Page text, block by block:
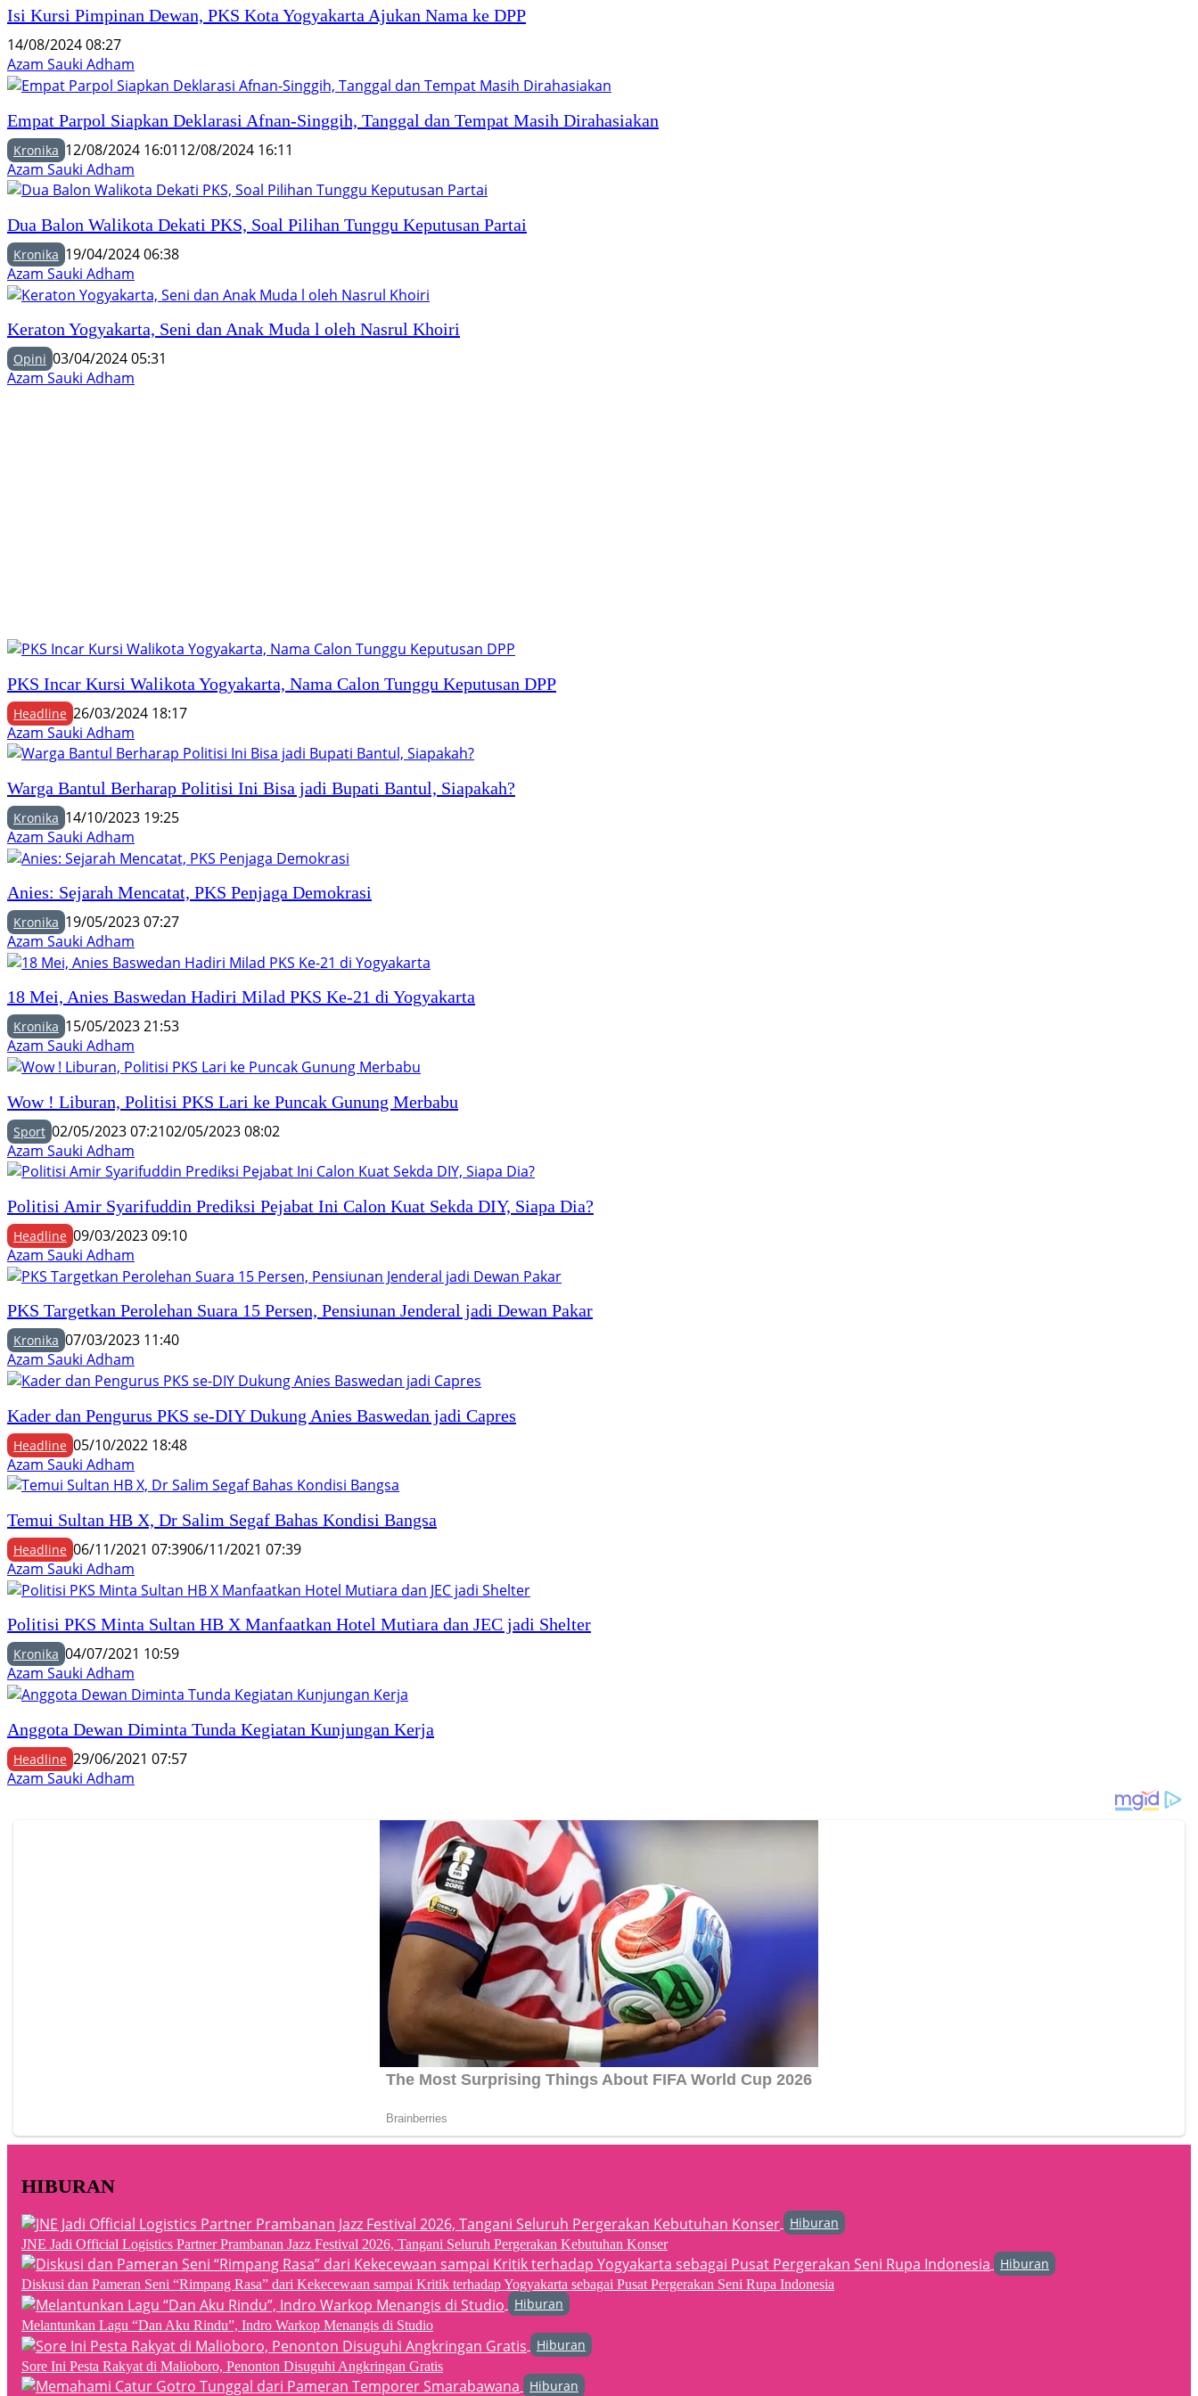
Isi Kursi Pimpinan Dewan, PKS Kota Yogyakarta Ajukan Nama ke DPP
14/08/2024 08:27
Azam Sauki Adham
Empat Parpol Siapkan Deklarasi Afnan-Singgih, Tanggal dan Tempat Masih Dirahasiakan
Kronika 12/08/2024 16:0112/08/2024 16:11
Azam Sauki Adham
Dua Balon Walikota Dekati PKS, Soal Pilihan Tunggu Keputusan Partai
Kronika 19/04/2024 06:38
Azam Sauki Adham
Keraton Yogyakarta, Seni dan Anak Muda l oleh Nasrul Khoiri
Opini 03/04/2024 05:31
Azam Sauki Adham
PKS Incar Kursi Walikota Yogyakarta, Nama Calon Tunggu Keputusan DPP
Headline 26/03/2024 18:17
Azam Sauki Adham
Warga Bantul Berharap Politisi Ini Bisa jadi Bupati Bantul, Siapakah?
Kronika 14/10/2023 19:25
Azam Sauki Adham
Anies: Sejarah Mencatat, PKS Penjaga Demokrasi
Kronika 19/05/2023 07:27
Azam Sauki Adham
18 Mei, Anies Baswedan Hadiri Milad PKS Ke-21 di Yogyakarta
Kronika 15/05/2023 21:53
Azam Sauki Adham
Wow ! Liburan, Politisi PKS Lari ke Puncak Gunung Merbabu
Sport 02/05/2023 07:2102/05/2023 08:02
Azam Sauki Adham
Politisi Amir Syarifuddin Prediksi Pejabat Ini Calon Kuat Sekda DIY, Siapa Dia?
Headline 09/03/2023 09:10
Azam Sauki Adham
PKS Targetkan Perolehan Suara 15 Persen, Pensiunan Jenderal jadi Dewan Pakar
Kronika 07/03/2023 11:40
Azam Sauki Adham
Kader dan Pengurus PKS se-DIY Dukung Anies Baswedan jadi Capres
Headline 05/10/2022 18:48
Azam Sauki Adham
Temui Sultan HB X, Dr Salim Segaf Bahas Kondisi Bangsa
Headline 06/11/2021 07:3906/11/2021 07:39
Azam Sauki Adham
Politisi PKS Minta Sultan HB X Manfaatkan Hotel Mutiara dan JEC jadi Shelter
Kronika 04/07/2021 10:59
Azam Sauki Adham
Anggota Dewan Diminta Tunda Kegiatan Kunjungan Kerja
Headline 29/06/2021 07:57
Azam Sauki Adham
HIBURAN
Hiburan
JNE Jadi Official Logistics Partner Prambanan Jazz Festival 2026, Tangani Seluruh Pergerakan Kebutuhan Konser
Hiburan
Diskusi dan Pameran Seni “Rimpang Rasa” dari Kekecewaan sampai Kritik terhadap Yogyakarta sebagai Pusat Pergerakan Seni Rupa Indonesia
Hiburan
Melantunkan Lagu “Dan Aku Rindu”, Indro Warkop Menangis di Studio
Hiburan
Sore Ini Pesta Rakyat di Malioboro, Penonton Disuguhi Angkringan Gratis
Hiburan